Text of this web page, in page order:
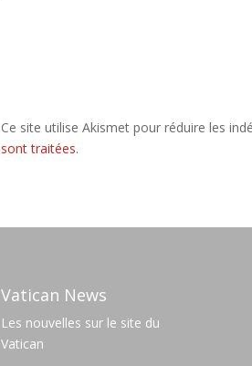
Ce site utilise Akismet pour réduire les
sont traitées.
Vatican News
Les nouvelles sur le site du
Vatican